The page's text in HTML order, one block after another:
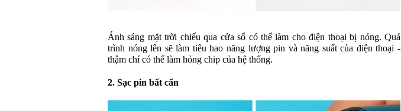
Ánh sáng mặt trời chiếu qua cửa sổ có thể làm cho điện thoại bị nóng. Quá
trình nóng lên sẽ làm tiêu hao năng lượng pin và năng suất của điện thoại -
thậm chí có thể làm hỏng chip của hệ thống.
2. Sạc pin bất cẩn